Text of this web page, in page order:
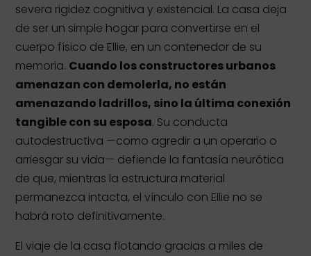
severa rigidez cognitiva y existencial. La casa deja
de ser un simple hogar para convertirse en el
cuerpo físico de Ellie, en un contenedor de su
memoria. Cuando los constructores urbanos
amenazan con demolerla, no están
amenazando ladrillos, sino la última conexión
tangible con su esposa. Su conducta
autodestructiva —como agredir a un operario o
arriesgar su vida— defiende la fantasía neurótica
de que, mientras la estructura material
permanezca intacta, el vínculo con Ellie no se
habrá roto definitivamente.
El viaje de la casa flotando gracias a miles de